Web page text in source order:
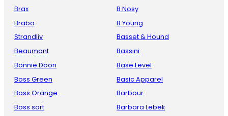
Brax
Brabo
Strandliv
Beaumont
Bonnie Doon
Boss Green
Boss Orange
Boss sort
B Nosy
B Young
Basset & Hound
Bassini
Base Level
Basic Apparel
Barbour
Barbara Lebek